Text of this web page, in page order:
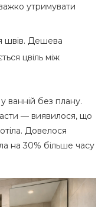
утримувати
швів. Дешева
цвіль між
ванній без плану.
— виявилося, що
Довелося
на 30% більше часу